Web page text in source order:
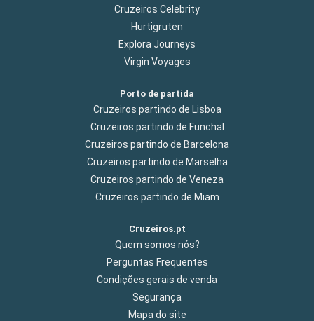
Cruzeiros Celebrity
Hurtigruten
Explora Journeys
Virgin Voyages
Porto de partida
Cruzeiros partindo de Lisboa
Cruzeiros partindo de Funchal
Cruzeiros partindo de Barcelona
Cruzeiros partindo de Marselha
Cruzeiros partindo de Veneza
Cruzeiros partindo de Miam
Cruzeiros.pt
Quem somos nós?
Perguntas Frequentes
Condições gerais de venda
Segurança
Mapa do site